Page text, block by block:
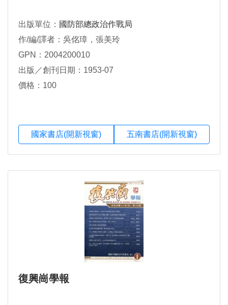
出版單位： 國防部總政治作戰局
作/編/譯者：吳佲璋，張美玲
GPN：2004200010
出版／創刊日期：1953-07
價格：100
國家書店(開新視窗) 五南書店(開新視窗)
復興崗學報